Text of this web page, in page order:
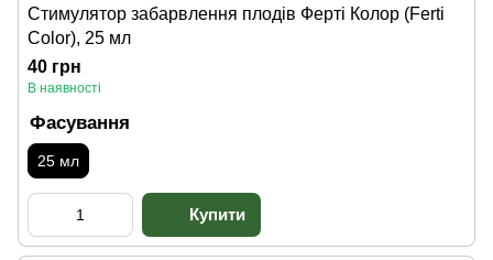
Стимулятор забарвлення плодів Ферті Колор (Ferti
Color), 25 мл
40 грн
В наявності
Фасування
25 мл